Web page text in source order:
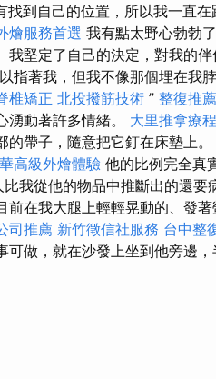
找到自己的位置，所以我一直
燴服務首選 我有點太野心勃勃
堅定了自己的決定，對我的
指著我，但我不像那個埋在我
椎矯正 北投撥筋技術 ” 整復推薦
湧動著許多情緒。 大里推拿療程
帶子，隨意把它釘在床墊上
高級外燴體驗 他的比例完全
我從他的物品中推斷出的還要
前在我大腿上輕輕晃動的、發
司推薦 新竹徵信社服務 台中整
可做，就在沙發上坐到​​他旁邊